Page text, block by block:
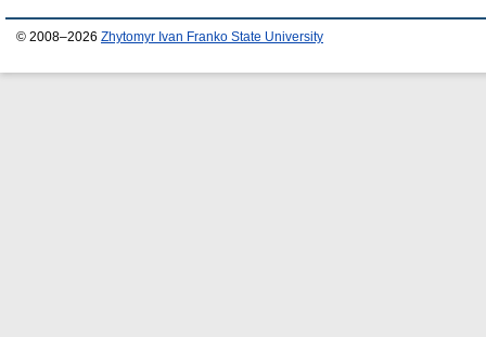
© 2008–2026 Zhytomyr Ivan Franko State University